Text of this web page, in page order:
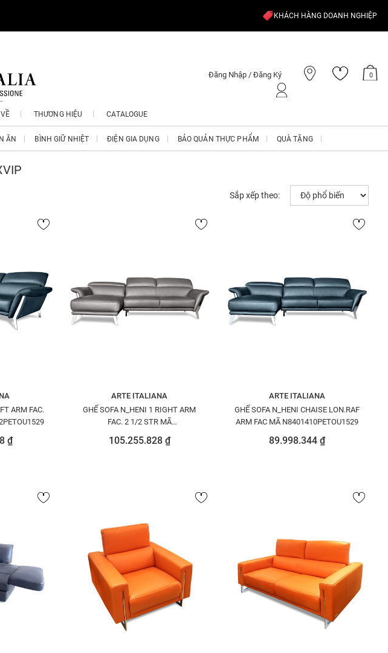
KHÁCH HÀNG DOANH NGHIỆP
Đăng Nhập / Đăng Ký 0
THƯƠNG HIỆU CATALOGUE
ĂN BÌNH GIỮ NHIỆT ĐIỆN GIA DỤNG BẢO QUẢN THỰC PHẨM QUÀ TẶNG
Sắp xếp theo:
ARM FAC.
₫
ARTE ITALIANA
GHẾ SOFA N_HENI 1 RIGHT ARM
FAC. 2 1/2 STR MÃ
105.255.828 ₫
ARTE ITALIANA
GHẾ SOFA N_HENI CHAISE LON.RAF
ARM FAC MÃ N8401410PETOU1529
89.998.344 ₫